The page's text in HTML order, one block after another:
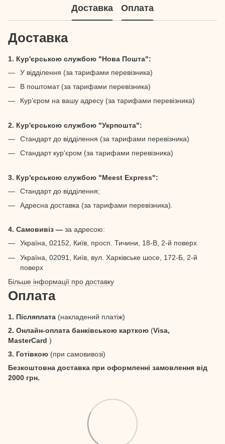
Доставка Оплата
Доставка
1. Кур'єрською службою "Нова Пошта":
У відділення (за тарифами перевізника)
В поштомат (за тарифами перевізника)
Кур’єром на вашу адресу (за тарифами перевізника)
2. Кур'єрською службою "Укрпошта":
Стандарт до відділення (за тарифами перевізника)
Стандарт кур'єром (за тарифами перевізника)
3. Кур'єрською службою "Meest Express":
Стандарт до відділення;
Адресна доставка (за тарифами перевізника).
4. Самовивіз — за адресою:
Україна, 02152, Київ, просп. Тичини, 18-В, 2-й поверх
Україна, 02091, Київ, вул. Харківське шосе, 172-Б, 2-й
поверх
Більше інформації про доставку
Оплата
1. Післяплата (накладений платіж)
2. Онлайн-оплата банківською карткою (Visa,
MasterCard )
3. Готівкою (при самовивозі)
Безкоштовна доставка при оформленні замовлення від
2000 грн.